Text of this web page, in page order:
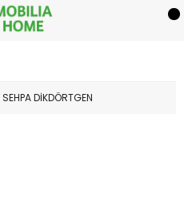
DİKDÖRTGEN